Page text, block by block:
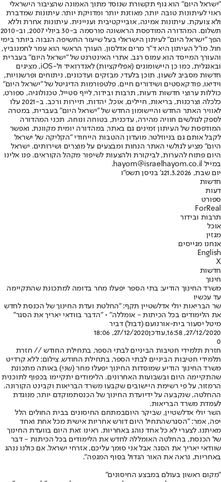
"ישראל היום" הוא גוף תקשורת שנוסד מתוך האמונה שהציבור הישראלי
ראוי לעיתונות טובה יותר, מאוזנת יותר ומדויקת יותר. עיתונות שמדברת
ולא צועקת. עיתונות אמינה, אובייקטיבית ועניינית. עיתונות אחרת וללא
תשלום. המהדורה המודפסת הראשונה פורסמה ב-30 ביולי 2007, וב-2010
הפך "ישראל היום" לעיתון הישראלי בעל שיעור החשיפה הגבוה ביותר בימי
חול. מו"ל העיתון היא ד"ר מרים אדלסון. העורך הראשי הוא עמר לחמנוביץ,
והעורך המייסד הוא עמוס רגב. אתרי האינטרנט של "ישראל היום" בעברית
ובאנגלית, כמו כן היישומונים (אפליקציות) לאנדרואיד ול-iOS, מציגים
חדשות מסביב לשעון, תוכן בלעדי, מבזקים ועדכונים, ניתוחים ופרשנויות,
וידיאו, פודקאסטים ושידורים חיים. פלטפורמות הדיגיטל של "ישראל היום"
כוללות ערוצי חדשות ודעות, תרבות ובידור, לייף סטייל, טכנולוגיה, ספורט,
כלכלה וצרכנות, בריאות, חיילים, אוכל, יהדות, תיירות ורכב. ב-2021 עלו
לאוויר האתר החדש והיישומון החדש של "ישראל היום" בעברית, במטרה
לספק לגולשים חוויה מהירה, עדכנית, בטוחה ונוחה. תכני המהדורה
המודפסת של העיתון זמינים גם באתר, במהדורה יומית מקוונת, ואפשר
לקבל אותם גם בניוזלטר. מועדון ההטבות הייחודי "הקליקה של ישראל
היום" מציע לגולשי האתר הנחות ומבצעים על מוצרים ושירותים. ישראל
היום פתוח להערות, לביקורת ולהצעות לשיפור מקהל הקוראים. פנו אלינו
במייל hayom@israelhayom.co.il.
יום שבת, 21.3.2026
ג' בניסן תשפ"ו
חדשות
דעות
ספורט
ForReal
תרבות ובידור
אוכל
מגזין
אנחנו מגייסים
English
X
חדשות
חינוך
משרד החינוך הודיע: בתי הספר יפעלו מחר בדומה למתכונת שהתקיימה
עד עכשיו
שר הבריאות יולי אדלשטיין תקף: "החלטת ועדת החינוך של הכנסת לחדש
את הלימודים בכל הכיתות - אומללה" • "הדבר בוודאי יאריך את הסגר"
מיטל יסעור בית-אורנועם (דבול) דביר
27/12/2020, 16:58
,עודכן27/12/2020, 18:06
0
חזרת תלמידי חטיבות הביניים לבתי הספר, בתחילת החודש // חזרת
תלמידי חטיבות הביניים לבתי הספר, בתחילת החודש, צילום: ללא קרדיט
משרד החינוך הודיע שמוסדות החינוך יפעלו מחר (שני) באותה מתכונת
שהתקיימה היום ובשבועות האחרונים. הלימודים יתקיימו בכפוף לתוכנית
הרמזור, על פי רשימת היישובים שקבעו משרד הבריאות וקבינט הקורונה.
ההחלטה, שנקבעה על ידיועדת החינוך של הכנסתמוקדם יותר, מנוגדת
לעמדת משרד הבריאות.
השר יולי אדלשטיין, שביקר היוםבמתחם החיסונים בבית החולים הלל
יפה, אמר: "הסגרשהתחיל היום דורש אחריות אישית מכל אחת ואחד
מאיתנו. לצערי לא כל אחד נוהג באחריות. ראינו זאת היום בוועדת החינוך
של הכנסת, בהחלטה האומללה לחדש את הלימודים בכל הכיתות - דבר
שוודאי יאריך את הסגר. אבל אני סומך עליכם, אזרחי ישראל. אם כולנו ננהג
באחריות, נראה את האור הגדול בסוף המגפה".
"מקום ראשון בעולם במבצע החיסונים"